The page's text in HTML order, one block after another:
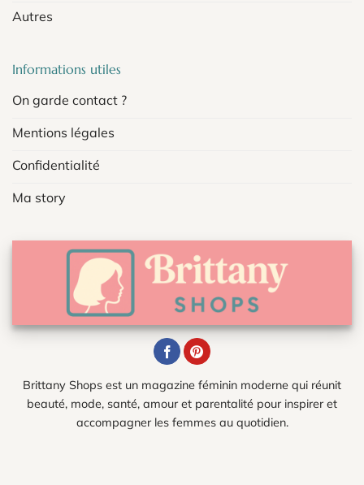
Autres
Informations utiles
On garde contact ?
Mentions légales
Confidentialité
Ma story
Brittany Shops est un magazine féminin moderne qui réunit
beauté, mode, santé, amour et parentalité pour inspirer et
accompagner les femmes au quotidien.